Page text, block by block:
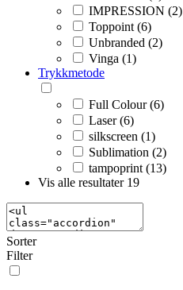
IMPRESSION (2)
Toppoint (6)
Unbranded (2)
Vinga (1)
Trykkmetode
Full Colour (6)
Laser (6)
silkscreen (1)
Sublimation (2)
tampoprint (13)
Vis alle resultater 19
Sorter
Filter